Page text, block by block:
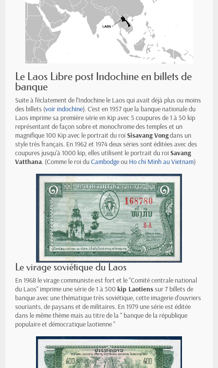
Le Laos Libre post Indochine en billets de
banque
Suite à l'éclatement de l'Indochine le Laos qui avait déjà plus ou moins
des billets (voir indochine). C'est en 1957 que la banque nationale du
Laos imprime sa première série en Kip avec 5 coupures de 1 à 50 kip
représentant de façon sobre et monochrome des temples et un
magnifique 100 Kip avec le portrait du roi Sisavang Vongdans un
style très français. En 1962 et 1974 deux séries sont éditées avec des
coupures jusqu'à 1000 kip, elles utilisent le portrait du roi Savang
Vatthana. (Comme le roi duCambodgeou Ho chi Minh au Vietnam)
Le virage soviétique du Laos
En 1968 le virage communiste est fort et le "Comité centrale national
du Laos" imprime une série de 1 à 500 kip Laotienssur 7 billets de
banque avec une thématique très soviétique, cette imagerie d'ouvriers
souriants, de paysans et de militaires. En 1979 une série est éditée
dans le même thème mais au titre de la " banque de la république
populaire et démocratique laotienne "